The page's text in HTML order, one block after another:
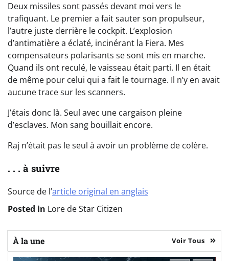
Deux missiles sont passés devant moi vers le
trafiquant. Le premier a fait sauter son propulseur,
l’autre juste derrière le cockpit. L’explosion
d’antimatière a éclaté, incinérant la Fiera. Mes
compensateurs polarisants se sont mis en marche.
Quand ils ont reculé, le vaisseau était parti. Il en était
de même pour celui qui a fait le tournage. Il n’y en avait
aucune trace sur les scanners.
J’étais donc là. Seul avec une cargaison pleine
d’esclaves. Mon sang bouillait encore.
Raj n’était pas le seul à avoir un problème de colère.
. . . à suivre
Source de l’article original en anglais
Posted in Lore de Star Citizen
À la une Voir Tous